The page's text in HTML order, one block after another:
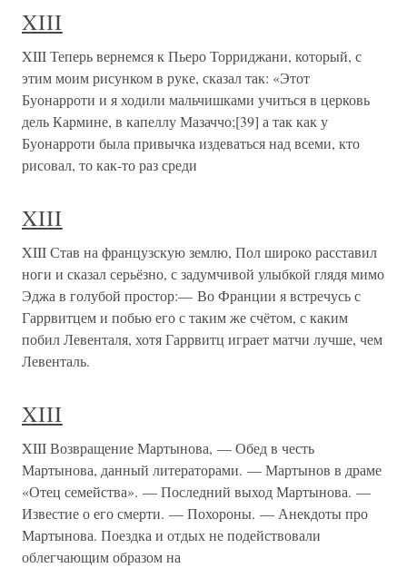
XIII
XIII Теперь вернемся к Пьеро Торриджани, который, с
этим моим рисунком в руке, сказал так: «Этот
Буонарроти и я ходили мальчишками учиться в церковь
дель Кармине, в капеллу Мазаччо;[39] а так как у
Буонарроти была привычка издеваться над всеми, кто
рисовал, то как-то раз среди
XIII
XIII Став на французскую землю, Пол широко расставил
ноги и сказал серьёзно, с задумчивой улыбкой глядя мимо
Эджа в голубой простор:— Во Франции я встречусь с
Гаррвитцем и побью его с таким же счётом, с каким
побил Левенталя, хотя Гаррвитц играет матчи лучше, чем
Левенталь.
XIII
XIII Возвращение Мартынова, — Обед в честь
Мартынова, данный литераторами. — Мартынов в драме
«Отец семейства». — Последний выход Мартынова. —
Известие о его смерти. — Похороны. — Анекдоты про
Мартынова. Поездка и отдых не подействовали
облегчающим образом на